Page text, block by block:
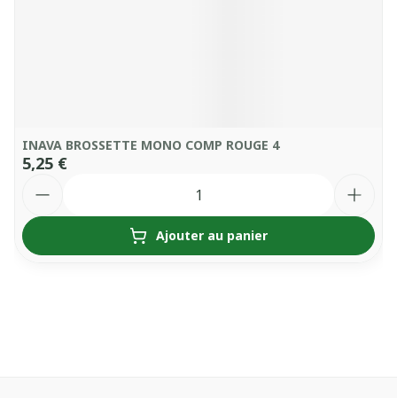
INAVA BROSSETTE MONO COMP ROUGE 4
5,25 €
Ajouter au panier